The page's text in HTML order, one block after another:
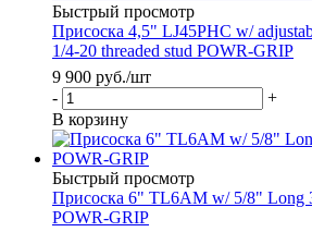
Быстрый просмотр
Присоска 4,5" LJ45PHC w/
1/4-20 threaded stud POWR-GRIP
9 900 руб./шт
-
+
В корзину
Быстрый просмотр
Присоска 6" TL6AM w/ 5/8" Long
POWR-GRIP